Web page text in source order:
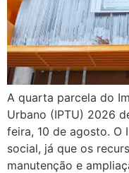
A quarta parcela do
Urbano (IPTU) 2026
feira, 10 de agosto. O
social, já que os
manutenção e